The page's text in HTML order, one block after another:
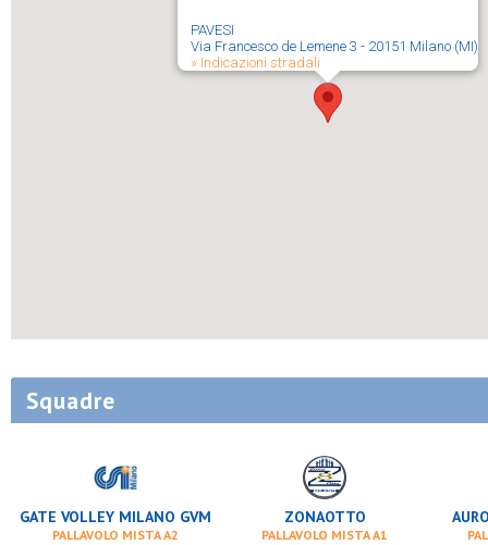
PAVESI
Via Francesco de Lemene 3 - 20151 Milano (MI)
» Indicazioni stradali
Squadre
GATE VOLLEY MILANO GVM
PALLAVOLO MISTA A2
ZONAOTTO
PALLAVOLO MISTA A1